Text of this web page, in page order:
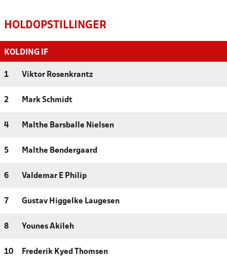
HOLDOPSTILLINGER
KOLDING IF
1 Viktor Rosenkrantz
2 Mark Schmidt
4 Malthe Barsballe Nielsen
5 Malthe Bøndergaard
6 Valdemar E Philip
7 Gustav Higgelke Laugesen
8 Younes Akileh
10 Frederik Kyed Thomsen